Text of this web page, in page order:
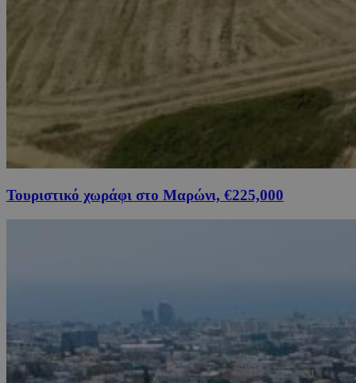
Τουριστικό χωράφι στο Μαρώνι, €225,000